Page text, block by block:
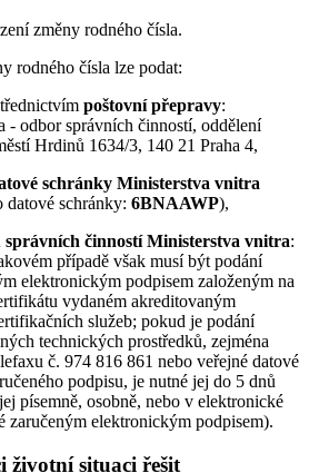
změny rodného čísla.
rodného čísla lze podat:
poštovní přepravy:
- odbor správních činností, oddělení
Hrdinů 1634/3, 140 21 Praha 4,
schránky Ministerstva vnitra
schránky: 6BNAAWP),
správních činností Ministerstva vnitra:
případě však musí být podání
elektronickým podpisem založeným na
vydaném akreditovaným
služeb; pokud je podání
technických prostředků, zejména
č. 974 816 861 nebo veřejné datové
podpisu, je nutné jej do 5 dnů
písemně, osobně, nebo v elektronické
zaručeným elektronickým podpisem).
životní situaci řešit